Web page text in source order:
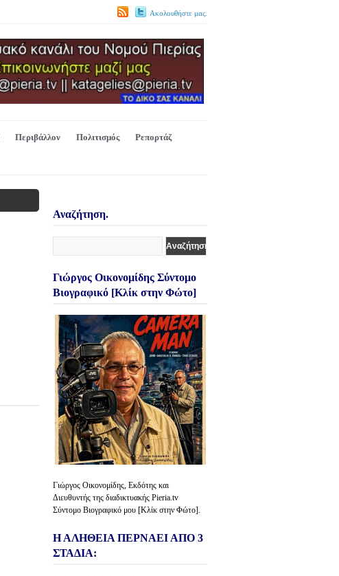
Ακολουθήστε μας.
Περιβάλλον Πολιτισμός
Ρεπορτάζ
Αναζήτηση.
Γιώργος Οικονομίδης Σύντομο
Βιογραφικό [Κλίκ στην Φώτο]
Γιώργος Οικονομίδης, Εκδότης και
Διευθυντής της διαδικτυακής Pieria.tv
Σύντομο Βιογραφικό μου [Κλίκ στην Φώτο].
Η ΑΛΗΘΕΙΑ ΠΕΡΝΑΕΙ ΑΠΟ 3
ΣΤΑΔΙΑ: